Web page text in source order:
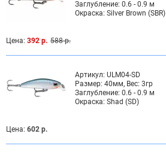
Заглубление: 0.6 - 0.9 м
Окраска: Silver Brown (SBR)
Цена: 392 р. 588 р.
Артикул: ULM04-SD
Размер: 40мм, Вес: 3гр
Заглубление: 0.6 - 0.9 м
Окраска: Shad (SD)
Цена: 602 р.